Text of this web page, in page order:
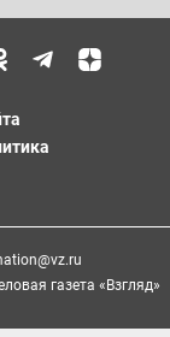
газета «Взгляд»